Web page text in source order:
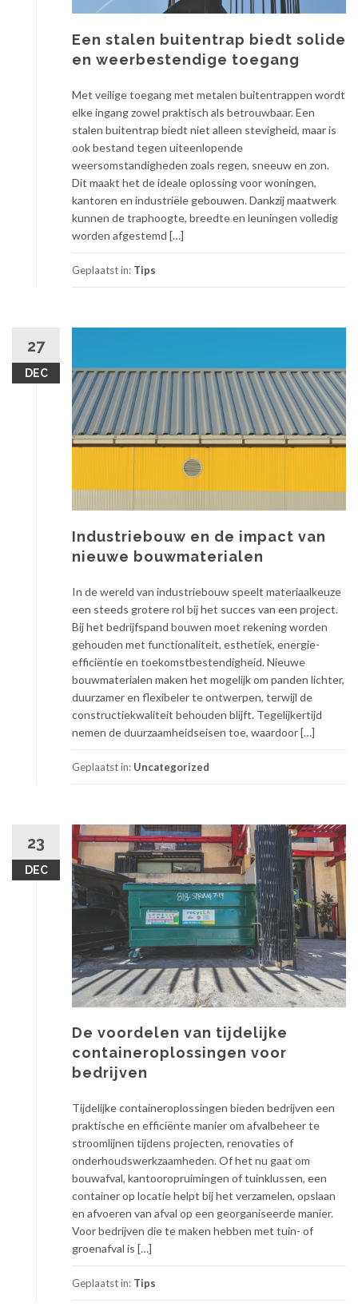
Een stalen buitentrap biedt solide
en weerbestendige toegang
Met veilige toegang met metalen buitentrappen wordt
elke ingang zowel praktisch als betrouwbaar. Een
stalen buitentrap biedt niet alleen stevigheid, maar is
ook bestand tegen uiteenlopende
weersomstandigheden zoals regen, sneeuw en zon.
Dit maakt het de ideale oplossing voor woningen,
kantoren en industriële gebouwen. Dankzij maatwerk
kunnen de traphoogte, breedte en leuningen volledig
worden afgestemd […]
Geplaatst in: Tips
27
DEC
Industriebouw en de impact van
nieuwe bouwmaterialen
In de wereld van industriebouw speelt materiaalkeuze
een steeds grotere rol bij het succes van een project.
Bij het bedrijfspand bouwen moet rekening worden
gehouden met functionaliteit, esthetiek, energie-
efficiëntie en toekomstbestendigheid. Nieuwe
bouwmaterialen maken het mogelijk om panden lichter,
duurzamer en flexibeler te ontwerpen, terwijl de
constructiekwaliteit behouden blijft. Tegelijkertijd
nemen de duurzaamheidseisen toe, waardoor […]
Geplaatst in: Uncategorized
23
DEC
De voordelen van tijdelijke
containeroplossingen voor
bedrijven
Tijdelijke containeroplossingen bieden bedrijven een
praktische en efficiënte manier om afvalbeheer te
stroomlijnen tijdens projecten, renovaties of
onderhoudswerkzaamheden. Of het nu gaat om
bouwafval, kantooropruimingen of tuinklussen, een
container op locatie helpt bij het verzamelen, opslaan
en afvoeren van afval op een georganiseerde manier.
Voor bedrijven die te maken hebben met tuin- of
groenafval is […]
Geplaatst in: Tips